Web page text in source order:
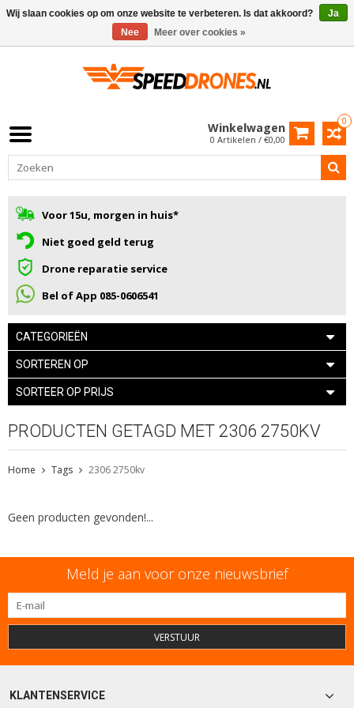
0
Winkelwagen
0 Artikelen / €0,00
Voor 15u, morgen in huis*
Niet goed geld terug
Drone reparatie service
Bel of App 085-0606541
CATEGORIEËN
SORTEREN OP
SORTEER OP PRIJS
PRODUCTEN GETAGD MET 2306 2750KV
Home Tags 2306 2750kv
Geen producten gevonden!...
Meld je aan voor onze nieuwsbrief
VERSTUUR
KLANTENSERVICE
Wij slaan cookies op om onze website te verbeteren. Is dat akkoord?
Ja
Nee
Meer over cookies »